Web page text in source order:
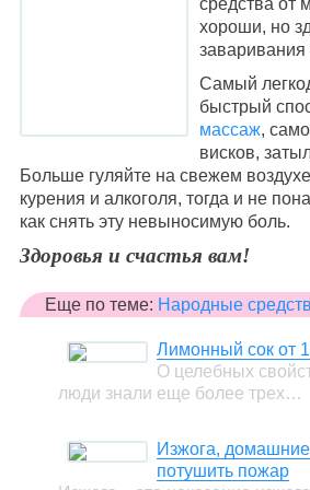
хороши, но
заваривания
Самый
быстрый
массаж,
висков,
Больше гуляйте на свежем
курения и алкоголя, тогда и не
как снять эту невыносимую боль.
Здоровья и счастья вам!
Еще по теме: Народные
Лимонный сок от
О целебных
люди знали еще более трех…
Изжога,
потушить пожар